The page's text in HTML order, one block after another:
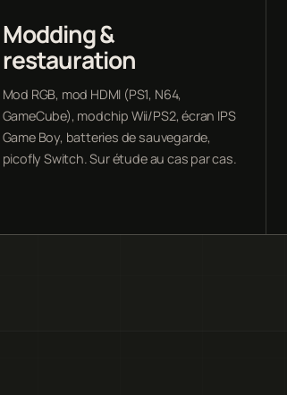
Modding &
restauration
Mod RGB, mod HDMI (PS1, N64,
GameCube), modchip Wii/PS2, écran IPS
Game Boy, batteries de sauvegarde,
picofly Switch. Sur étude au cas par cas.